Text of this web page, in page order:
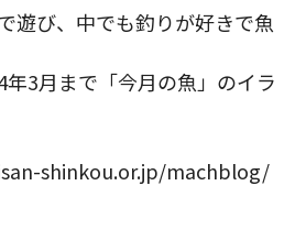
遊び、中でも釣りが好きで魚
3月まで「今月の魚」のイラ
shinkou.or.jp/machblog/